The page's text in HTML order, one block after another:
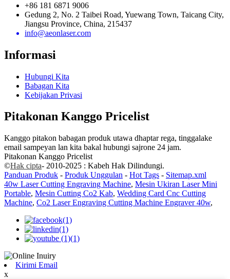
+86 181 6871 9006
Gedung 2, No. 2 Taibei Road, Yuewang Town, Taicang City,
Jiangsu Province, China, 215437
info@aeonlaser.com
Informasi
Hubungi Kita
Babagan Kita
Kebijakan Privasi
Pitakonan Kanggo Pricelist
Kanggo pitakon babagan produk utawa dhaptar rega, tinggalake
email sampeyan lan kita bakal hubungi sajrone 24 jam.
Pitakonan Kanggo Pricelist
©Hak cipta- 2010-2025 : Kabeh Hak Dilindungi.
Panduan Produk - Produk Unggulan - Hot Tags - Sitemap.xml
40w Laser Cutting Engraving Machine, Mesin Ukiran Laser Mini
Portable, Mesin Cutting Co2 Kab, Wedding Card Cnc Cutting
Machine, Co2 Laser Engraving Cutting Machine Engraver 40w,
Kirimi Email
x